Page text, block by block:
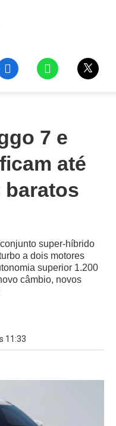
7 e
até
baratos
super-híbrido
a dois motores
superior 1.200
câmbio, novos
11:33